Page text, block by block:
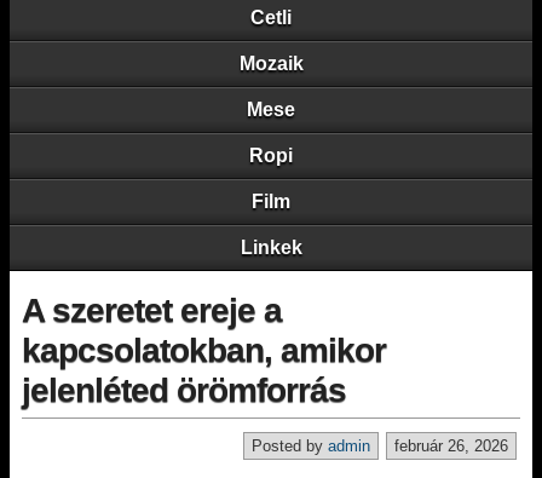
Cetli
Mozaik
Mese
Ropi
Film
Linkek
A szeretet ereje a
kapcsolatokban, amikor
jelenléted örömforrás
február 26, 2026
Posted by admin